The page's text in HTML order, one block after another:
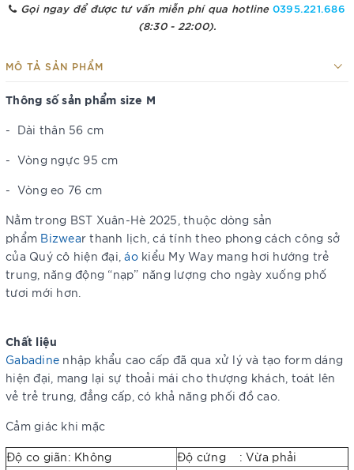
Gọi ngay để được tư vấn miễn phí qua hotline 0395.221.686
(8:30 - 22:00).
MÔ TẢ SẢN PHẨM
Thông số sản phẩm size M
- Dài thân 56 cm
- Vòng ngực 95 cm
- Vòng eo 76 cm
Nằm trong BST Xuân-Hè 2025, thuộc dòng sản
phẩm Bizwear thanh lịch, cá tính theo phong cách công sở
của Quý cô hiện đại,áokiểu My Way mang hơi hướng trẻ
trung, năng động “nạp” năng lượng cho ngày xuống phố
tươi mới hơn.
Chất liệu
Gabadine nhập khẩu cao cấp đã qua xử lý và tạo form dáng
hiện đại, mang lại sự thoải mái cho thượng khách, toát lên
vẻ trẻ trung, đẳng cấp, có khả năng phối đồ cao.
Cảm giác khi mặc
Độ co giãn: Không
Độ cứng : Vừa phải